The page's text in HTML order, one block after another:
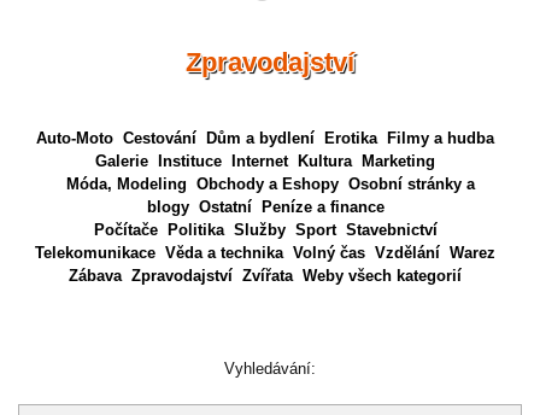
Zpravodajství
Auto-Moto Cestování Dům a bydlení Erotika
Filmy a hudba
Galerie
Instituce Internet Kultura
Marketing
Móda, Modeling Obchody a Eshopy Osobní stránky a
blogy Ostatní
Peníze a finance
Počítače
Politika Služby Sport Stavebnictví
Telekomunikace Věda a technika Volný čas Vzdělání Warez
Zábava Zpravodajství Zvířata Weby všech kategorií
Vyhledávání: